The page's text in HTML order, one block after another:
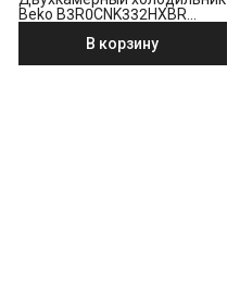
Beko B3R0CNK332HXBR
В корзину